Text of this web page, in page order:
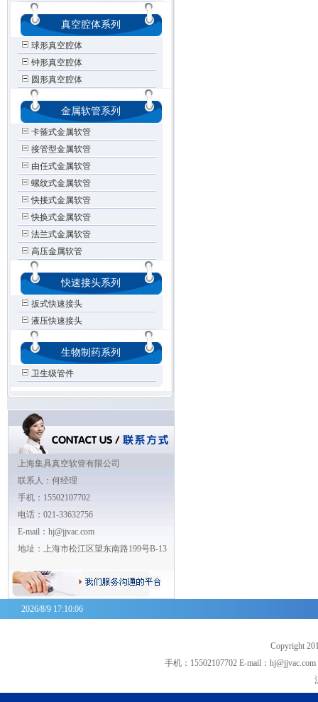
真空腔体系列
球形真空腔体
钟形真空腔体
圆形真空腔体
金属软管系列
卡箍式金属软管
接管型金属软管
由任式金属软管
螺纹式金属软管
快接式金属软管
快换式金属软管
法兰式金属软管
高压金属软管
快速接头系列
扳式快速接头
液压快速接头
生物制药系列
卫生级管件
上海集具真空软管有限公司
联系人：何经理
手机：15502107702
电话：021-33632756
E-mail：hj@jjvac.com
地址：上海市松江区望东南路199号B-13
2026/8/9 17:10:06
Copyright
手机：15502107702 E-mail：